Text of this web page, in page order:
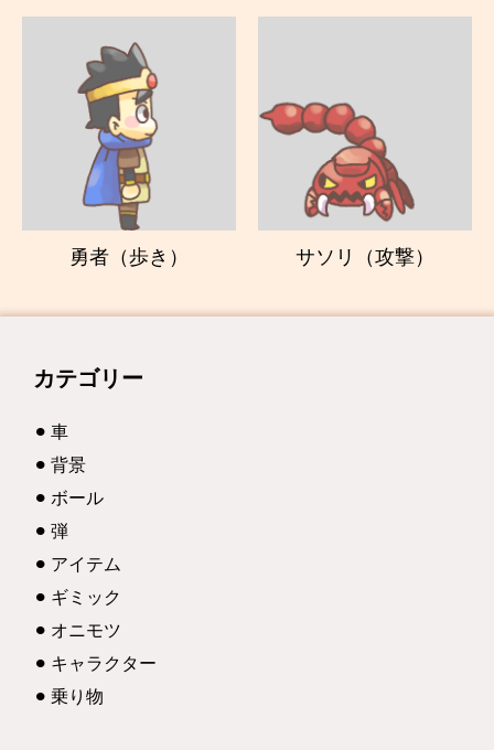
勇者（歩き） サソリ（攻撃）
カテゴリー
車
背景
ボール
弾
アイテム
ギミック
オニモツ
キャラクター
乗り物